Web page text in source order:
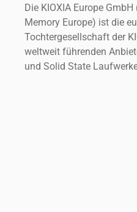
Die KIOXIA Europe
Memory Europe) ist die
Tochtergesellschaft der
weltweit führenden
und Solid State